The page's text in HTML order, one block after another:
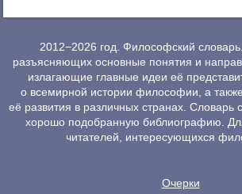
2012−2026 год. Философский
разъясняющих основные понятия и
излагающие главные идеи её
о всемирной истории философии, а
её развития в различных странах.
хорошо подобранную библиографию.
читателей, интересующихся
Очерки